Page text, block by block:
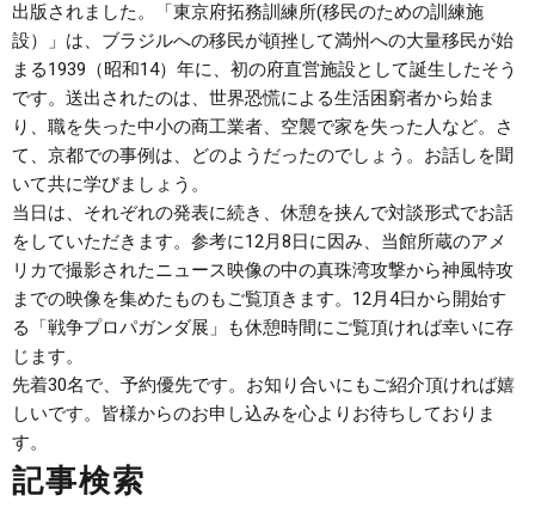
出版されました。「東京府拓務訓練所(移民のための訓練施
設）」は、ブラジルへの移民が頓挫して満州への大量移民が始
まる1939（昭和14）年に、初の府直営施設として誕生したそう
です。送出されたのは、世界恐慌による生活困窮者から始ま
り、職を失った中小の商工業者、空襲で家を失った人など。さ
て、京都での事例は、どのようだったのでしょう。お話しを聞
いて共に学びましょう。
当日は、それぞれの発表に続き、休憩を挟んで対談形式でお話
をしていただきます。参考に12月8日に因み、当館所蔵のアメ
リカで撮影されたニュース映像の中の真珠湾攻撃から神風特攻
までの映像を集めたものもご覧頂きます。12月4日から開始す
る「戦争プロパガンダ展」も休憩時間にご覧頂ければ幸いに存
じます。
先着30名で、予約優先です。お知り合いにもご紹介頂ければ嬉
しいです。皆様からのお申し込みを心よりお待ちしておりま
す。
記事検索